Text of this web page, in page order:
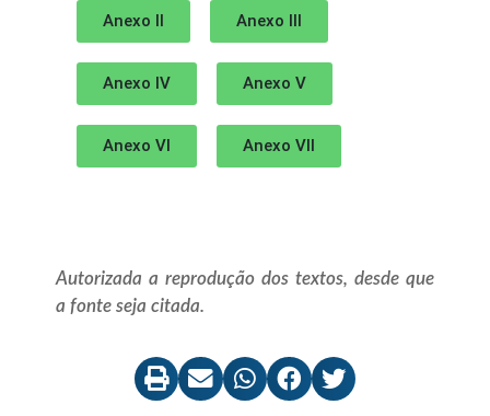
Anexo II Anexo III
Anexo IV Anexo V
Anexo VI Anexo VII
Autorizada a reprodução dos textos, desde que
a fonte seja citada.